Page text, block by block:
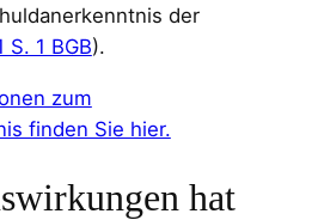
der
S. 1 BGB).
zum
finden Sie hier.
hat